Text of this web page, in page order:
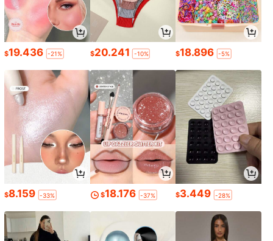
$19.436 -21% $20.241 -10% $18.896 -5%
$8.159 -33% $18.176 -37% $3.449 -28%